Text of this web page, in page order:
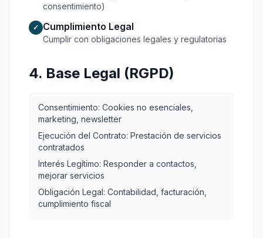
consentimiento)
✓ Cumplimiento Legal
Cumplir con obligaciones legales y regulatorias
4. Base Legal (RGPD)
Consentimiento: Cookies no esenciales,
marketing, newsletter
Ejecución del Contrato: Prestación de servicios
contratados
Interés Legítimo: Responder a contactos,
mejorar servicios
Obligación Legal: Contabilidad, facturación,
cumplimiento fiscal